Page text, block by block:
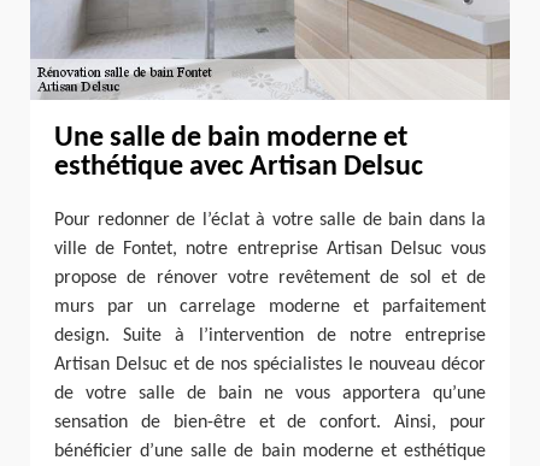
Une salle de bain moderne et
esthétique avec Artisan Delsuc
Pour redonner de l’éclat à votre salle de bain dans la
ville de Fontet, notre entreprise Artisan Delsuc vous
propose de rénover votre revêtement de sol et de
murs par un carrelage moderne et parfaitement
design. Suite à l’intervention de notre entreprise
Artisan Delsuc et de nos spécialistes le nouveau décor
de votre salle de bain ne vous apportera qu’une
sensation de bien-être et de confort. Ainsi, pour
bénéficier d’une salle de bain moderne et esthétique